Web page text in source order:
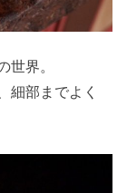
世界。
細部までよく